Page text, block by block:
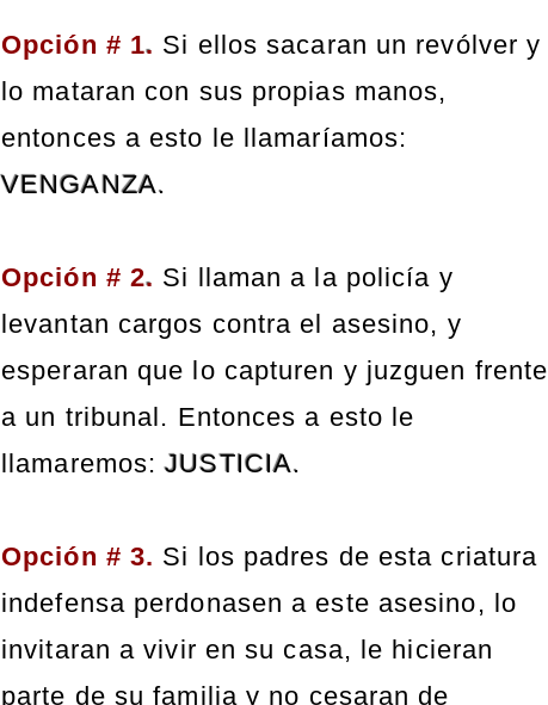
Opción # 1. Si ellos sacaran un revólver y
lo mataran con sus propias manos,
entonces a esto le llamaríamos:
VENGANZA.
Opción # 2. Si llaman a la policía y
levantan cargos contra el asesino, y
esperaran que lo capturen y juzguen frente
a un tribunal. Entonces a esto le
llamaremos:JUSTICIA.
Opción # 3. Si los padres de esta criatura
indefensa perdonasen a este asesino, lo
invitaran a vivir en su casa, le hicieran
parte de su familia y no cesaran de